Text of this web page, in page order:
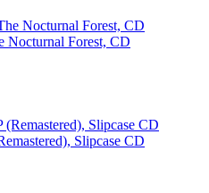
Forest, CD
Slipcase CD